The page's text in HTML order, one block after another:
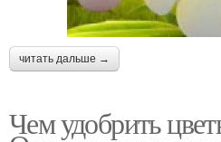
читать дальше →
Чем удобрить